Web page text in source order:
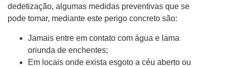
dedetização, algumas medidas preventivas que se
pode tomar, mediante este perigo concreto são:
Jamais entre em contato com água e lama
oriunda de enchentes;
Em locais onde exista esgoto a céu aberto ou